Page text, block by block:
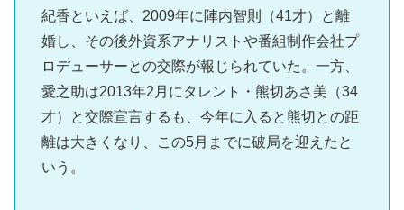
紀香といえば、2009年に陣内智則（41才）と離
婚し、その後外資系アナリストや番組制作会社プ
ロデューサーとの交際が報じられていた。一方、
愛之助は2013年2月にタレント・熊切あさ美（34
才）と交際宣言するも、今年に入ると熊切との距
離は大きくなり、この5月までに破局を迎えたと
いう。